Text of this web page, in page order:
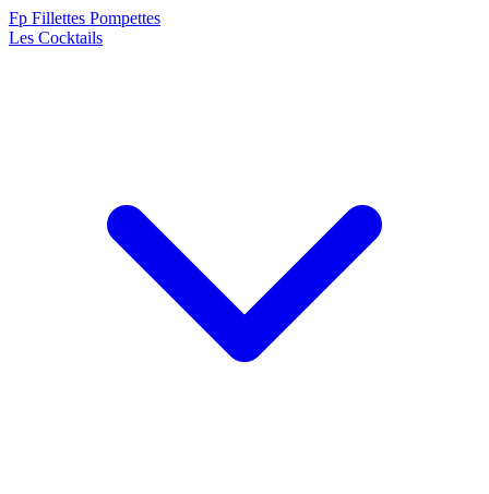
Fp Fillettes Pompettes
Les Cocktails